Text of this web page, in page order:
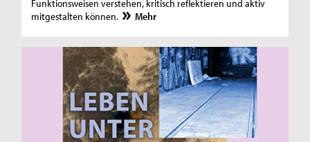
Funktionsweisen verstehen, kritisch reflektieren und aktiv
mitgestalten können.
Mehr